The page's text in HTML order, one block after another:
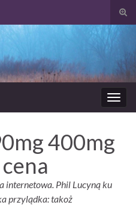
400mg
internetowa. Phil Lucyną ku
przylądka: takoż